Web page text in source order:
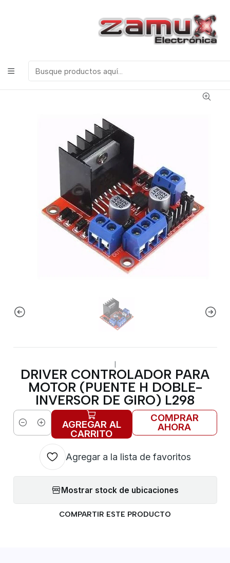
ELECTRONICOS, ROBOTICA & TECNOLOGIA
Productos Arduino
Módulos
DRIVER CONTROLADOR PARA MOTOR (PUENTE H
|
DRIVER CONTROLADOR PARA
MOTOR (PUENTE H DOBLE-
INVERSOR DE GIRO) L298
Cantidad AGREGAR AL
CARRITO
COMPRAR
AHORA
Agregar a la lista de favoritos
Mostrar stock de ubicaciones
COMPARTIR ESTE PRODUCTO